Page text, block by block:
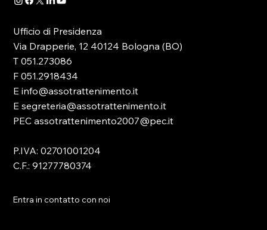
Ufficio di Presidenza
Via Drapperie, 12 40124 Bologna (BO)
T 051.273086
F 051.2918434
E info@assotrattenimento.it
E segreteria@assotrattenimento.it
PEC assotrattenimento2007@pec.it
P.IVA: 02701001204
C.F.: 91277780374
Entra in contatto con noi